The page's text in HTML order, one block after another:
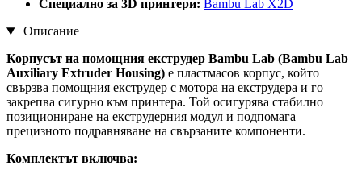
Специално за 3D принтери: Bambu Lab X2D
Описание
Корпусът на помощния екструдер Bambu Lab (Bambu Lab
Auxiliary Extruder Housing) е пластмасов корпус, който
свързва помощния екструдер с мотора на екструдера и го
закрепва сигурно към принтера. Той осигурява стабилно
позициониране на екструдерния модул и подпомага
прецизното подравняване на свързаните компоненти.
Комплектът включва: